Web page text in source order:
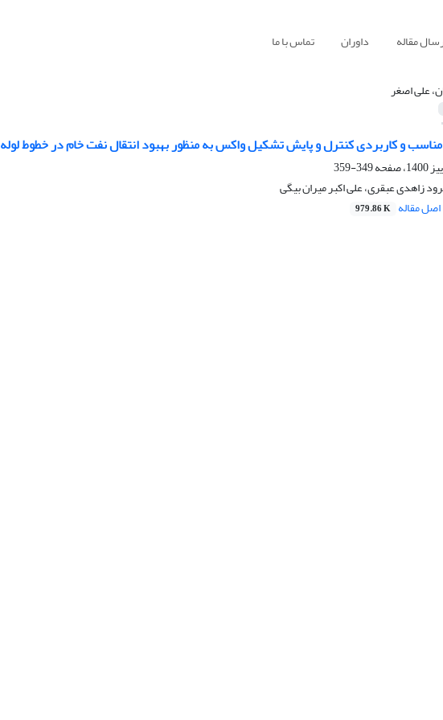
مقاله داوران تماس با ما
علی اصغر
و کاربردی کنترل و پایش تشکیل واکس به منظور بهبود انتقال نفت خام در خطوط لوله
349-359
زاهدی عبقری، علی اکبر میران بیگی
اصل مقاله 979.86 K